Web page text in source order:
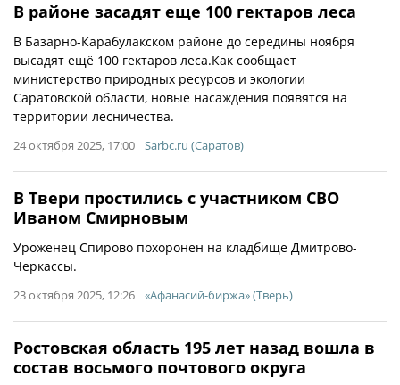
В районе засадят еще 100 гектаров леса
В Базарно-Карабулакском районе до середины ноября
высадят ещё 100 гектаров леса.Как сообщает
министерство природных ресурсов и экологии
Саратовской области, новые насаждения появятся на
территории лесничества.
24 октября 2025, 17:00 Sarbc.ru (Саратов)
В Твери простились с участником СВО
Иваном Смирновым
Уроженец Спирово похоронен на кладбище Дмитрово-
Черкассы.
23 октября 2025, 12:26 «Афанасий-биржа» (Тверь)
Ростовская область 195 лет назад вошла в
состав восьмого почтового округа